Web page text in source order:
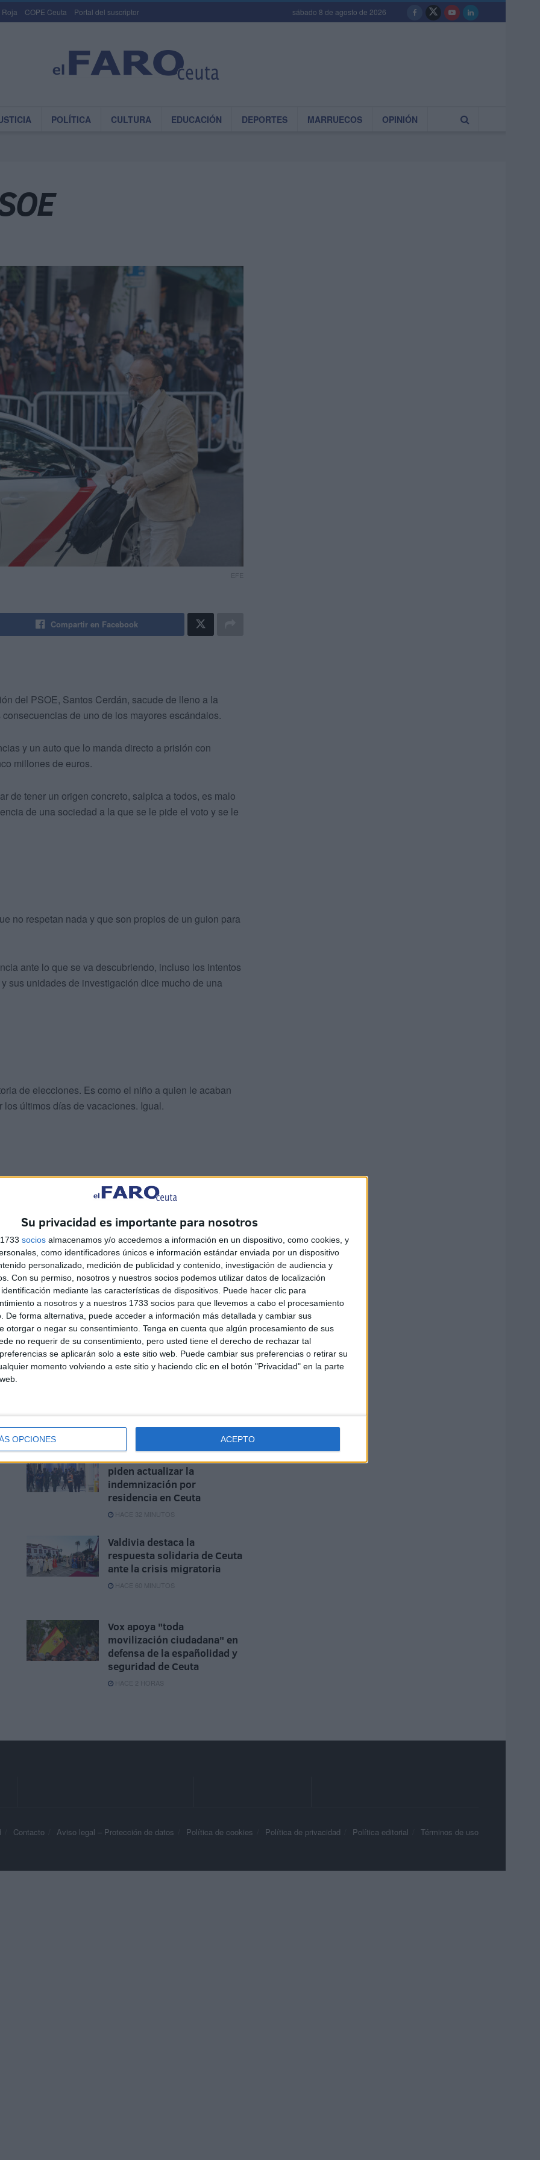
Su privacidad es importante para nosotros
socios almacenamos y/o accedemos a información en un dispositivo, como cookies, y
como identificadores únicos e información estándar enviada por un dispositivo
personalizado, medición de publicidad y contenido, investigación de audiencia y
Con su permiso, nosotros y nuestros socios podemos utilizar datos de localización
mediante las características de dispositivos. Puede hacer clic para
a nosotros y a nuestros 1733 socios para que llevemos a cabo el procesamiento
De forma alternativa, puede acceder a información más detallada y cambiar sus
otorgar o negar su consentimiento. Tenga en cuenta que algún procesamiento de sus
no requerir de su consentimiento, pero usted tiene el derecho de rechazar tal
se aplicarán solo a este sitio web. Puede cambiar sus preferencias o retirar su
momento volviendo a este sitio y haciendo clic en el botón "Privacidad" en la parte
OPCIONES ACEPTO
Roja COPE Ceuta Portal del suscriptor sábado 8 de agosto de 2026
POLÍTICA CULTURA EDUCACIÓN DEPORTES MARRUECOS OPINIÓN
EFE
Compartir en Facebook
del PSOE, Santos Cerdán, sacude de lleno a la
de uno de los mayores escándalos.
y un auto que lo manda directo a prisión con
millones de euros.
de tener un origen concreto, salpica a todos, es malo
de una sociedad a la que se le pide el voto y se le
no respetan nada y que son propios de un guion para
ante lo que se va descubriendo, incluso los intentos
sus unidades de investigación dice mucho de una
de elecciones. Es como el niño a quien le acaban
últimos días de vacaciones. Igual.
de esas salidas facilonas en un partido que busca
Ese gesto supone algo mucho más grave como
se sostiene una acción política que debe ser
un daño brutal a nuestra democracia.
pero las consecuencias serán aún peores.
piden actualizar la
indemnización por
residencia en Ceuta
HACE 32 MINUTOS
Valdivia destaca la
respuesta solidaria de Ceuta
ante la crisis migratoria
HACE 60 MINUTOS
Vox apoya "toda
movilización ciudadana" en
defensa de la españolidad y
seguridad de Ceuta
HACE 2 HORAS
Contacto Aviso legal – Protección de datos Política de cookies Política de privacidad Política editorial Términos de uso